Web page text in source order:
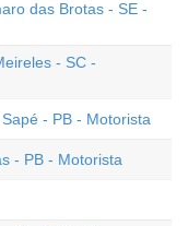
das Brotas - SE -
- SC -
- PB - Motorista
- PB - Motorista